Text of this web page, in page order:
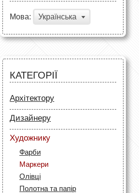
Мова: Українська
КАТЕГОРІЇ
Архітектору
Папір
Лайнери
Маркери
Олівці
Аксесуари для архітекторів
Дизайнеру
Папір
Олівці
Скетч маркери
Лайнери (рапідографи)
Аксесуари для дизайнерів
Художнику
Фарби
Маркери
Олівці
Полотна та папір